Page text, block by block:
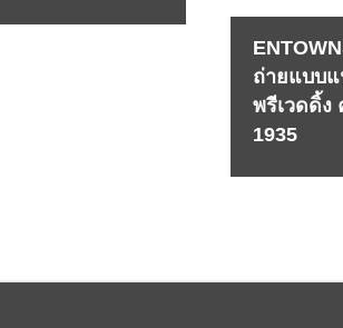
ถ่ายแบบ
พรีเวดดิ้ง
1935